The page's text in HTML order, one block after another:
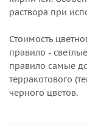
раствора при
Стоимость
правило -
правило самые
терракотового
черного цветов.